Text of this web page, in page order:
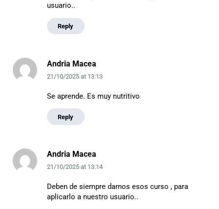
usuario..
Reply
Andria Macea
21/10/2025at 13:13
Se aprende. Es muy nutritivo
Reply
Andria Macea
21/10/2025at 13:14
Deben de siempre darnos esos curso , para
aplicarlo a nuestro usuario..